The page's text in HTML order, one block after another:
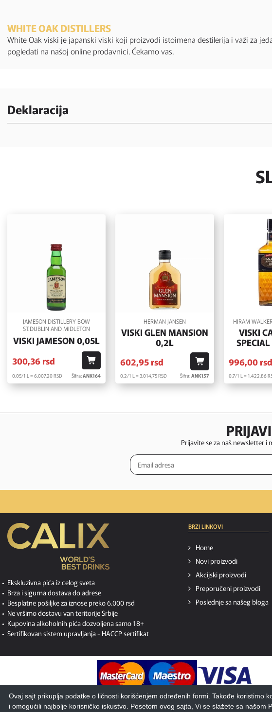
WHITE OAK DISTILLERS
White Oak viski je japanski viski koji proizvodi istoimena destilerija i važi za
pogledati na našoj online prodavnici. Čekamo vas.
Deklaracija
JAMESON DISTILLERY BOW
ST.DUBLIN AND MIDLETON
VISKI JAMESON 0,05L
300,36rsd
0.05/1 L = 6.007,20RSD Šifra:ANK164
HERMAN JANSEN
VISKI GLEN MANSION
0,2L
602,95rsd
0.2/1 L = 3.014,75RSD Šifra:ANK157
HIRAM
VISKI
996,00 rsd
0.7/1 L = 1.422,86
Prijavite se za naš newsletter i
Ekskluzivna pića iz celog sveta
Brza i sigurna dostava do adrese
Besplatne pošiljke za iznose preko 6.000 rsd
Ne vršimo dostavu van teritorije Srbije
Kupovina alkoholnih pića dozvoljena samo 18+
Sertifikovan sistem upravljanja - HACCP sertifikat
BRZI LINKOVI
Home
Novi proizvodi
Akcijski proizvodi
Preporučeni proizvodi
Poslednje sa našeg bloga
Copyright
Ovaj sajt prikuplja podatke o ličnosti korišćenjem određenih formi. Takođe koristimo
i omogućili najbolje korisničko iskustvo. Posetom ovog sajta, Vi se slažete sa našom